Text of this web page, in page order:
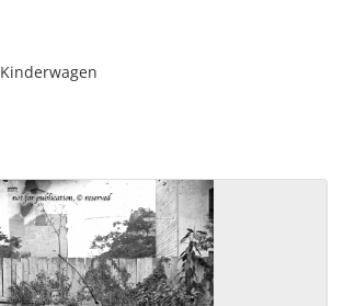
Kinderwagen